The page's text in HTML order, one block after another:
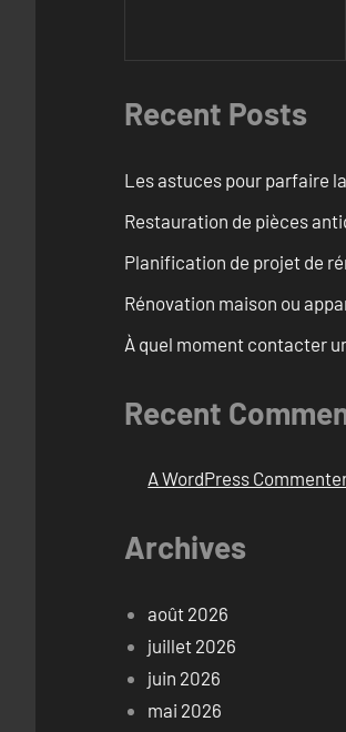
Recent Posts
Les astuces pour parfaire
Restauration de pièces
Planification de projet de
Rénovation maison ou
À quel moment contacter
Recent
A WordPress
Archives
août 2026
juillet 2026
juin 2026
mai 2026